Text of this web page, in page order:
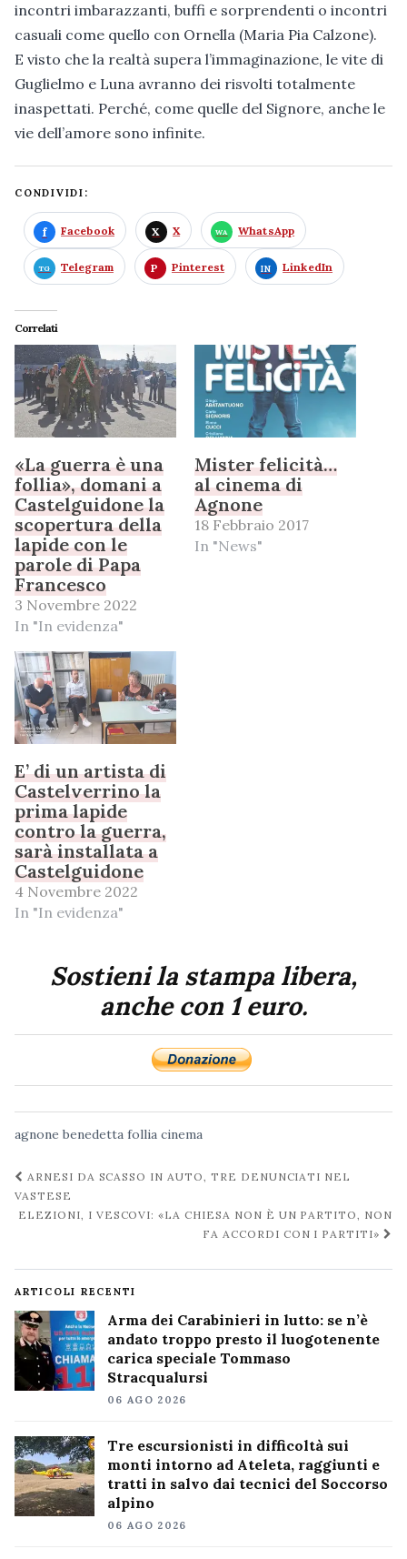
incontri imbarazzanti, buffi e sorprendenti o incontri
casuali come quello con Ornella (Maria Pia Calzone).
E visto che la realtà supera l’immaginazione, le vite di
Guglielmo e Luna avranno dei risvolti totalmente
inaspettati. Perché, come quelle del Signore, anche le
vie dell’amore sono infinite.
CONDIVIDI:
Facebook X WhatsApp
Telegram Pinterest LinkedIn
Correlati
«La guerra è una
follia», domani a
Castelguidone la
scopertura della
lapide con le
parole di Papa
Francesco
3 Novembre 2022
In "In evidenza"
Mister felicità…
al cinema di
Agnone
18 Febbraio 2017
In "News"
E’ di un artista di
Castelverrino la
prima lapide
contro la guerra,
sarà installata a
Castelguidone
4 Novembre 2022
In "In evidenza"
Sostieni la stampa libera,
anche con 1 euro.
agnone benedetta follia cinema
Navigazione
post
ARNESI DA SCASSO IN AUTO, TRE DENUNCIATI NEL
VASTESE
ELEZIONI, I VESCOVI: «LA CHIESA NON È UN PARTITO, NON
FA ACCORDI CON I PARTITI»
ARTICOLI RECENTI
Arma dei Carabinieri in lutto: se n’è
andato troppo presto il luogotenente
carica speciale Tommaso
Stracqualursi
06 AGO 2026
Tre escursionisti in difficoltà sui
monti intorno ad Ateleta, raggiunti e
tratti in salvo dai tecnici del Soccorso
alpino
06 AGO 2026